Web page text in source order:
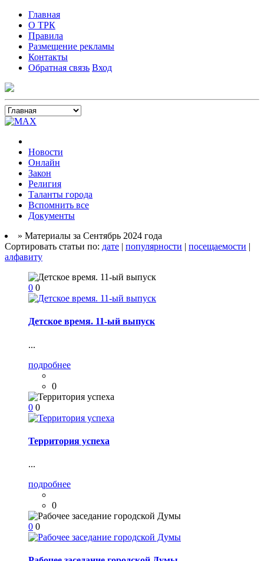
Главная
О ТРК
Правила
Размещение рекламы
Контакты
Обратная связь Вход
Новости
Онлайн
Закон
Религия
Таланты города
Вспомнить все
Документы
» Материалы за Сентябрь 2024 года
Сортировать статьи по: дате | популярности | посещаемости |
алфавиту
0 0
Детское время. 11-ый выпуск
...
подробнее
0
0 0
Территория успеха
...
подробнее
0
0 0